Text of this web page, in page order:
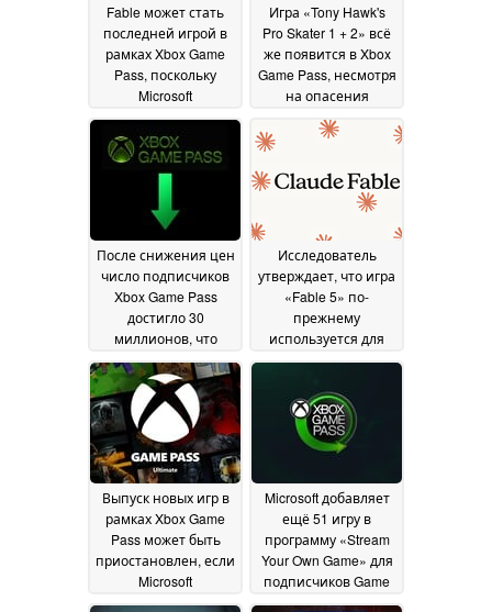
Fable может стать
последней игрой в
рамках Xbox Game
Pass, поскольку
Microsoft
пересматривает
условия
предоставления
услуги31 July 2026
Игра «Tony Hawk's
Pro Skater 1 + 2» всё
же появится в Xbox
Game Pass, несмотря
на опасения
относительно
сокращения
После снижения цен
число подписчиков
Xbox Game Pass
достигло 30
миллионов, что
значительно
меньше
поставленной цели
в 77 миллионов07
July 2026
Исследователь
утверждает, что игра
«Fable 5» по-
прежнему
используется для
планирования
после своего
громкого
возвращения
Выпуск новых игр в
рамках Xbox Game
Pass может быть
приостановлен, если
Microsoft
приостановит
Microsoft добавляет
ещё 51 игру в
программу «Stream
Your Own Game» для
подписчиков Game
Pass16 June 2026